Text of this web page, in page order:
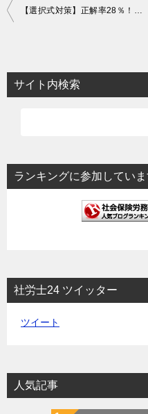
投
ビ
ゲ
ョ
ン
【選択式対策】正解率28％！有効求人倍率の過去最高は？【統計】
サイト内検索
ランキングに参加していま
社労士24 ツイッター
ツイート
人気記事